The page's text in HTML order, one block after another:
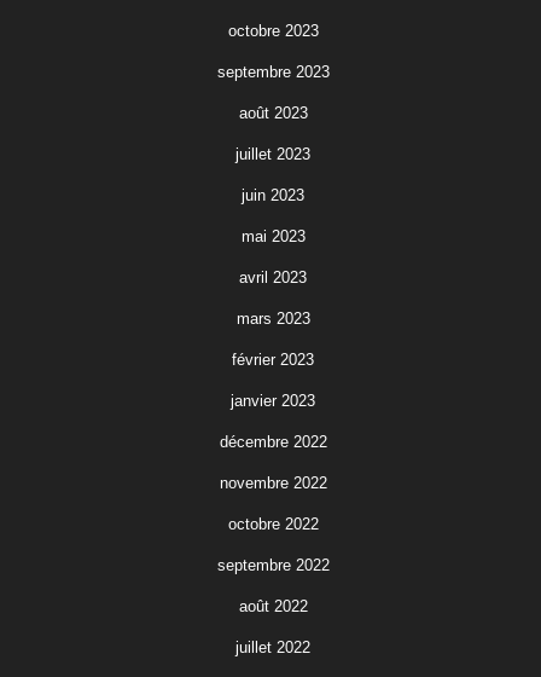
octobre 2023
septembre 2023
août 2023
juillet 2023
juin 2023
mai 2023
avril 2023
mars 2023
février 2023
janvier 2023
décembre 2022
novembre 2022
octobre 2022
septembre 2022
août 2022
juillet 2022